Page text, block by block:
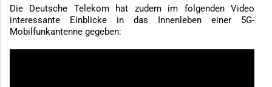
Die Deutsche Telekom hat zudem im folgenden Video
interessante Einblicke in das Innenleben einer 5G-
Mobilfunkantenne gegeben: